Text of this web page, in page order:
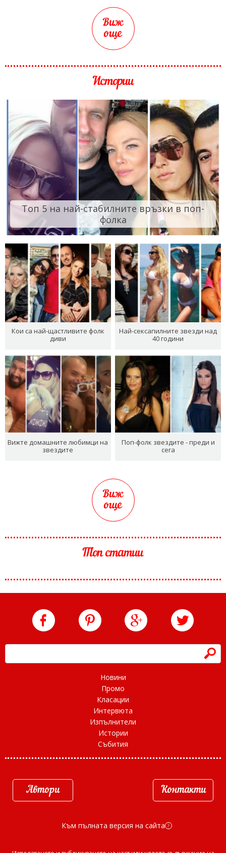
Виж
още
Истории
Топ 5 на най-стабилните връзки в поп-
фолка
Кои са най-щастливите фолк
диви
Най-сексапилните звезди над
40 години
Вижте домашните любимци на
звездите
Поп-фолк звездите - преди и
сега
Виж
още
Топ статии
h
Новини
Промо
Класации
Интервюта
Изпълнители
Истории
Събития
Автори Контакти
Към пълната версия на сайта d